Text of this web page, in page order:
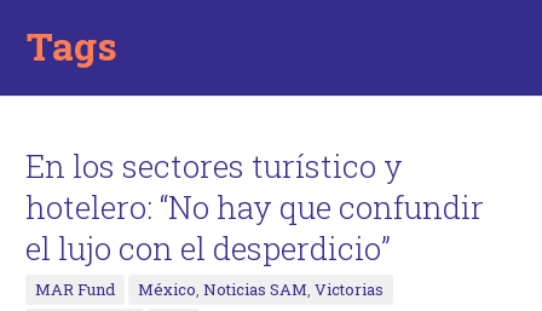
Tags
En los sectores turístico y
hotelero: “No hay que confundir
el lujo con el desperdicio”
MAR Fund México,Noticias SAM,Victorias